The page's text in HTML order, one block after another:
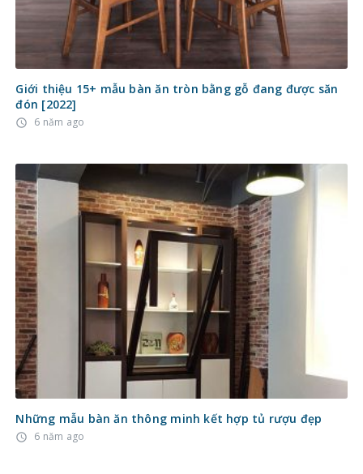
Giới thiệu 15+ mẫu bàn ăn tròn bằng gỗ đang được săn
đón [2022]
access_time 6 năm ago
Những mẫu bàn ăn thông minh kết hợp tủ rượu đẹp
access_time 6 năm ago